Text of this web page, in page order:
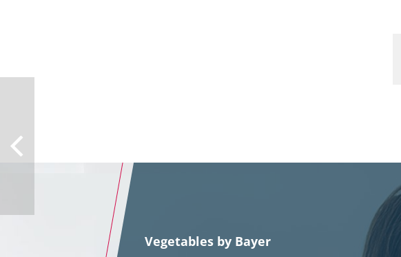
Vegetables by Bayer